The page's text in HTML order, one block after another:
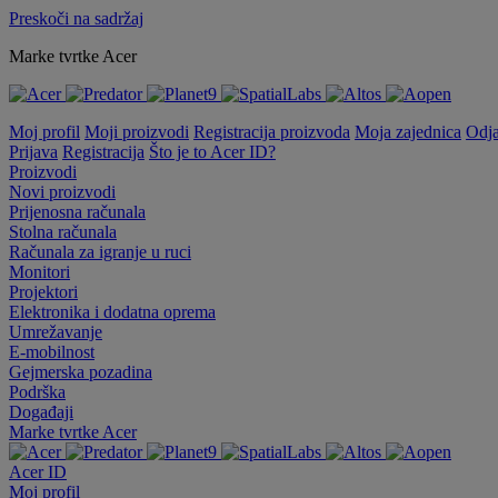
Preskoči na sadržaj
Marke tvrtke Acer
Moj profil Moji proizvodi Registracija proizvoda Moja zajednica
Prijava Registracija Što je to Acer ID?
Proizvodi
Novi proizvodi
Prijenosna računala
Stolna računala
Računala za igranje u ruci
Monitori
Projektori
Elektronika i dodatna oprema
Umrežavanje
E-mobilnost
Gejmerska pozadina
Podrška
Događaji
Marke tvrtke Acer
Acer ID
Moj profil